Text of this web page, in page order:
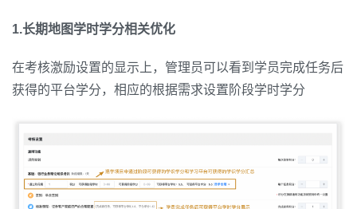
1.长期地图学时学分相关优化
在考核激励设置的显示上，管理员可以看到学员完成任务后
获得的平台学分，相应的根据需求设置阶段学时学分